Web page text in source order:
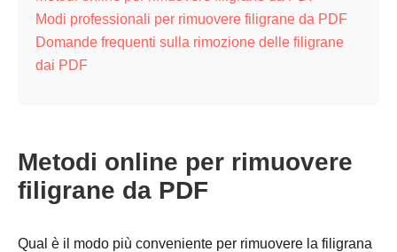
Modi professionali per rimuovere filigrane da PDF
Domande frequenti sulla rimozione delle filigrane
dai PDF
Metodi online per rimuovere
filigrane da PDF
Qual è il modo più conveniente per rimuovere la filigrana